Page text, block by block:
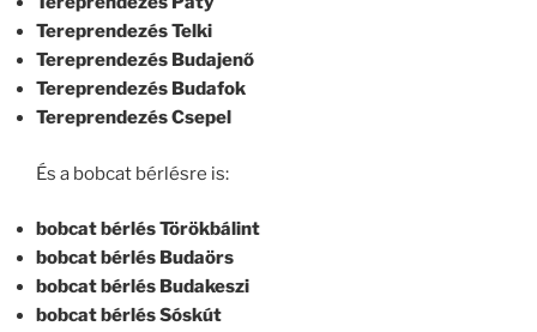
Tereprendezés Telki
Tereprendezés Budajenő
Tereprendezés Budafok
Tereprendezés Csepel
És a bobcat bérlésre is:
bobcat bérlés Törökbálint
bobcat bérlés Budaörs
bobcat bérlés Budakeszi
bobcat bérlés Sóskút